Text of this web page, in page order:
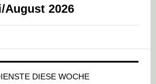
2026
DIESE WOCHE